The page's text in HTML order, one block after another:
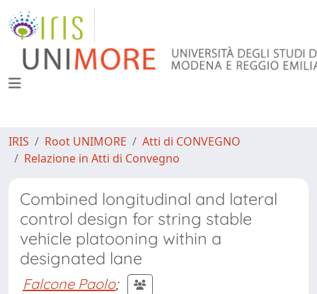
IRIS Root UNIMORE
Atti di CONVEGNO
Relazione in Atti di Convegno
Combined longitudinal and lateral
control design for string stable
vehicle platooning within a
designated lane
Falcone Paolo;